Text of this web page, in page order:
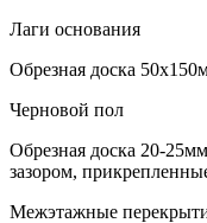
Лаги основания
Обрезная доска
Черновой пол
Обрезная доска 20-
зазором,
Межэтажные